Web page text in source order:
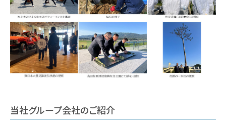
当社グループ会社のご紹介